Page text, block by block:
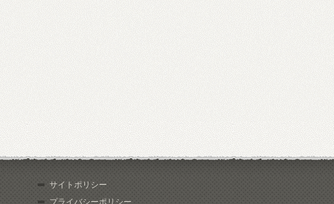
サイトポリシー
プライバシーポリシー